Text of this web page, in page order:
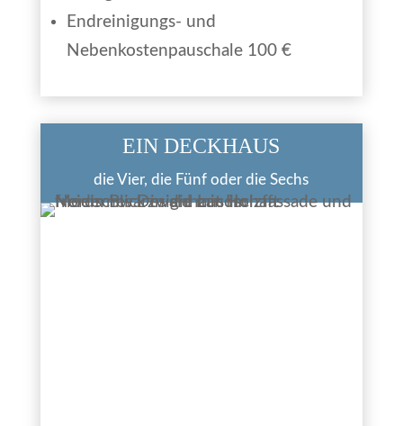
Endreinigungs- und
Nebenkostenpauschale 100 €
EIN DECKHAUS
die Vier, die Fünf oder die Sechs